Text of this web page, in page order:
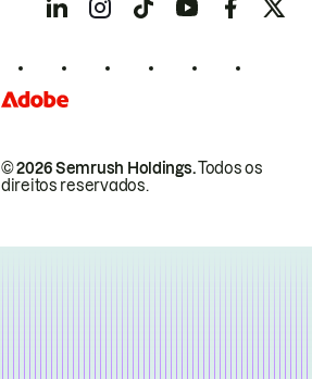
© 2026 Semrush Holdings.Todos os
direitos reservados.